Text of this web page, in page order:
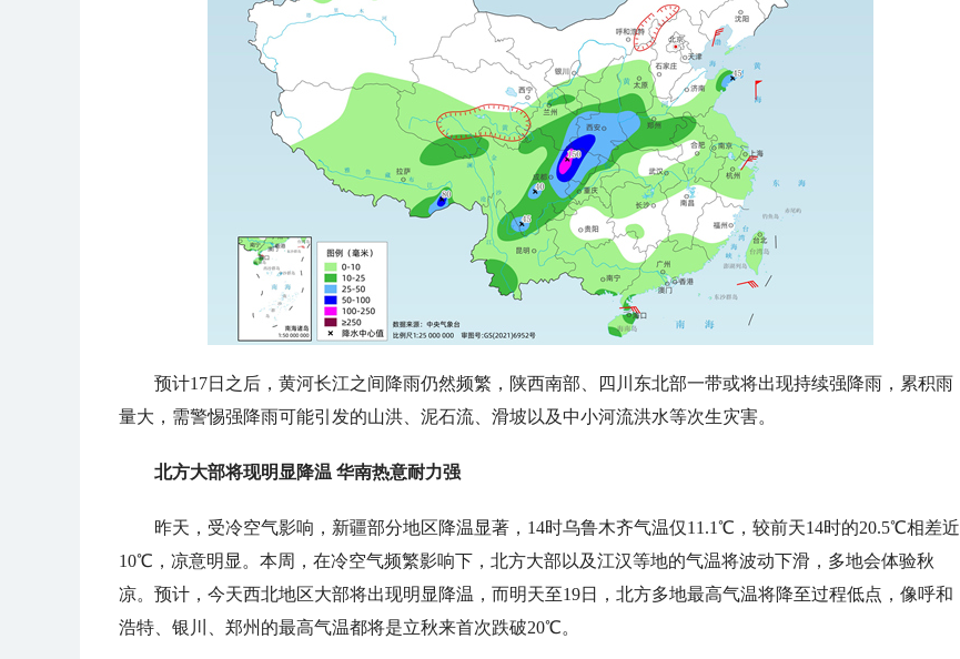
预计17日之 后，黄河长江之间降雨仍然频繁，陕西南部、四川东北部一带或将出现持续强降雨，累积雨
量大，需警惕强降雨可能引发的山洪、泥石流、滑坡以及中小河流洪水等次生灾害。
北方大部将现明显降温 华南热意耐力强
昨天，受冷空气影响，新疆部分地区降温显著，14时乌鲁木齐气温仅11.1℃，较前天14时的20.5℃相差近
10℃，凉意明显。本周，在冷空气频繁影响下，北方大部以及江汉等地的气温将波动下滑，多地会体验秋
凉。预计，今天西北地区大部将出现明显降温，而明天至19日，北方多地最高气温将降至过程低点，像呼和
浩特、银川、郑州的最高气温都将是立秋来首次跌破20℃。